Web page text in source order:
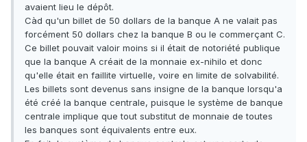
avaient lieu le dépôt.
Càd qu'un billet de 50 dollars de la banque A ne valait pas
forcément 50 dollars chez la banque B ou le commerçant C.
Ce billet pouvait valoir moins si il était de notoriété publique
que la banque A créait de la monnaie ex-nihilo et donc
qu'elle était en faillite virtuelle, voire en limite de solvabilité.
Les billets sont devenus sans insigne de la banque lorsqu'a
été créé la banque centrale, puisque le système de banque
centrale implique que tout substitut de monnaie de toutes
les banques sont équivalents entre eux.